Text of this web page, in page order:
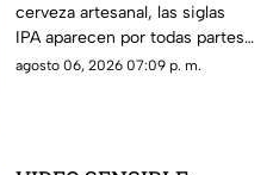
cerveza artesanal, las siglas
IPA aparecen por todas partes.
Pero, ¿qué significa realmente
agosto 06, 2026 07:09 p. m.